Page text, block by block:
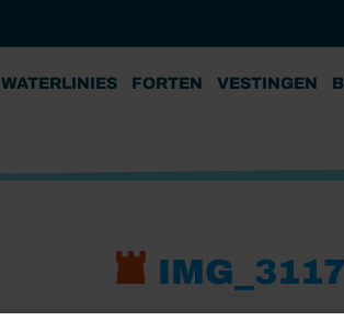
WATERLINIES FORTEN VESTINGEN
IMG_3117